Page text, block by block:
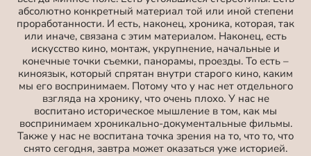
абсолютно конкретный материал той или иной степени
проработанности. И есть, наконец, хроника, которая, так
или иначе, связана с этим материалом. Наконец, есть
искусство кино, монтаж, укрупнение, начальные и
конечные точки съемки, панорамы, проезды. То есть –
киноязык, который спрятан внутри старого кино, каким
мы его воспринимаем. Потому что у нас нет отдельного
взгляда на хронику, что очень плохо. У нас не
воспитано историческое мышление в том, как мы
воспринимаем хроникально-документальные фильмы.
Также у нас не воспитана точка зрения на то, что то, что
снято сегодня, завтра может оказаться уже историей.